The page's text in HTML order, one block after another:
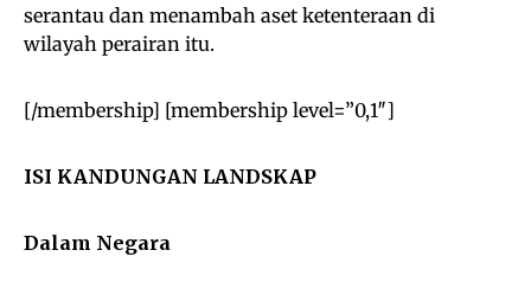
serantau dan menambah aset ketenteraan di
wilayah perairan itu.
[/membership] [membership level=”0,1″]
ISI KANDUNGAN LANDSKAP
Dalam Negara